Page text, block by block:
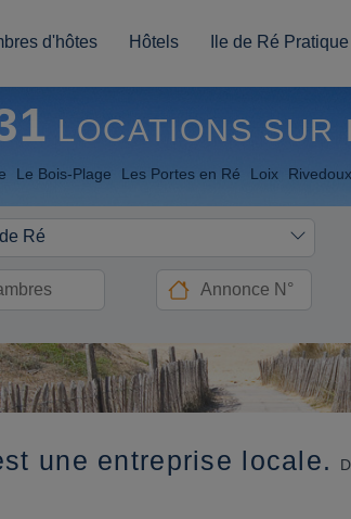
d'hôtes Hôtels Ile de Ré Pratique
LOCATIONS SUR
Le Bois-Plage Les Portes en Ré Loix
de Ré
une entreprise locale.